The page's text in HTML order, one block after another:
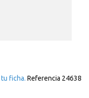
ficha. Referencia 24638